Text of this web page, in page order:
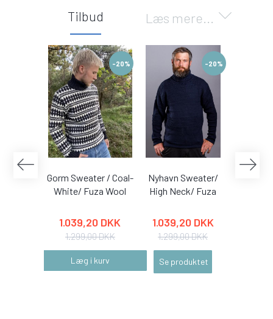
Læs mere...
Tilbud
-20%
Gorm Sweater / Coal-
White/ Fuza Wool
1.039,20 DKK
1.299,00 DKK
Læg i kurv
-20%
Nyhavn Sweater/
High Neck/ Fuza
1.039,20 DKK
1.299,00 DKK
Se produktet